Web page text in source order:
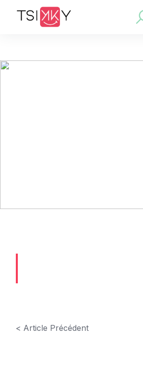
Région :Lumbres
< Article Précédent